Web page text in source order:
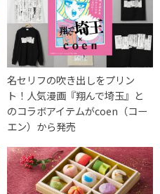
名セリフの吹き出しをプリン
ト！人気漫画『翔んで埼玉』と
のコラボアイテムがcoen（コー
エン）から発売